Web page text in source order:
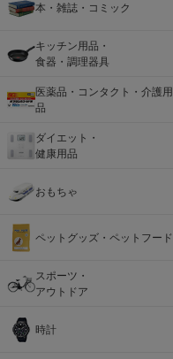
本・雑誌・コミック
キッチン用品・
食器・調理器具
医薬品・コンタクト・介護用
品
ダイエット・
健康用品
おもちゃ
ペットグッズ・ペットフード
スポーツ・
アウトドア
時計